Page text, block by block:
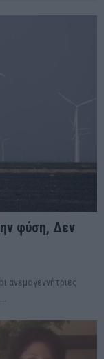
φύση, Δεν
ανεμογεννήτριες